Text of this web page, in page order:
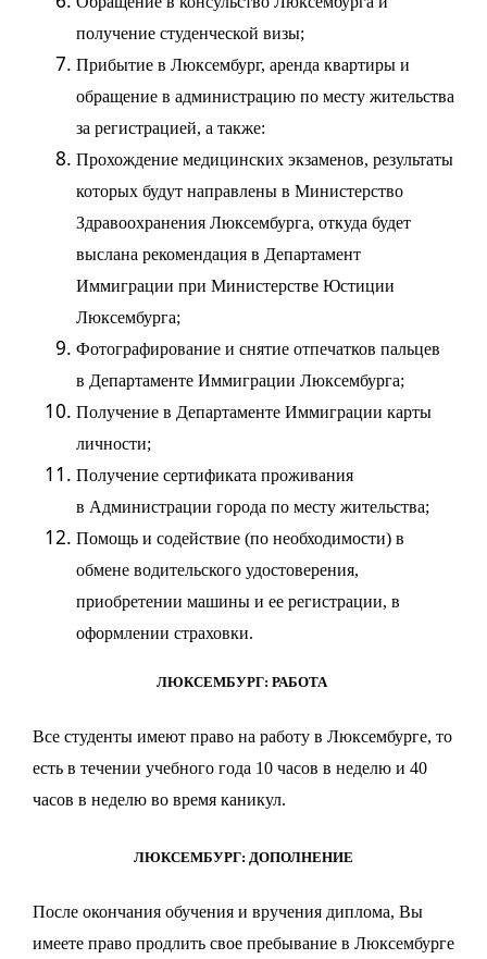
получение студенческой визы;
Прибытие в Люксембург, аренда квартиры и
обращение в администрацию по месту жительства
за регистрацией, а также:
Прохождение медицинских экзаменов, результаты
которых будут направлены в Министерство
Здравоохранения Люксембурга, откуда будет
выслана рекомендация в Департамент
Иммиграции при Министерстве Юстиции
Люксембурга;
Фотографирование и снятие отпечатков пальцев
в Департаменте Иммиграции Люксембурга;
Получение в Департаменте Иммиграции карты
личности;
Получение сертификата проживания
в Администрации города по месту жительства;
Помощь и содействие (по необходимости) в
обмене водительского удостоверения,
приобретении машины и ее регистрации, в
оформлении страховки.
ЛЮКСЕМБУРГ: РАБОТА
Все студенты имеют право на работу в Люксембурге, то
есть в течении учебного года 10 часов в неделю и 40
часов в неделю во время каникул.
ЛЮКСЕМБУРГ: ДОПОЛНЕНИЕ
После окончания обучения и вручения диплома, Вы
имеете право продлить свое пребывание в Люксембурге